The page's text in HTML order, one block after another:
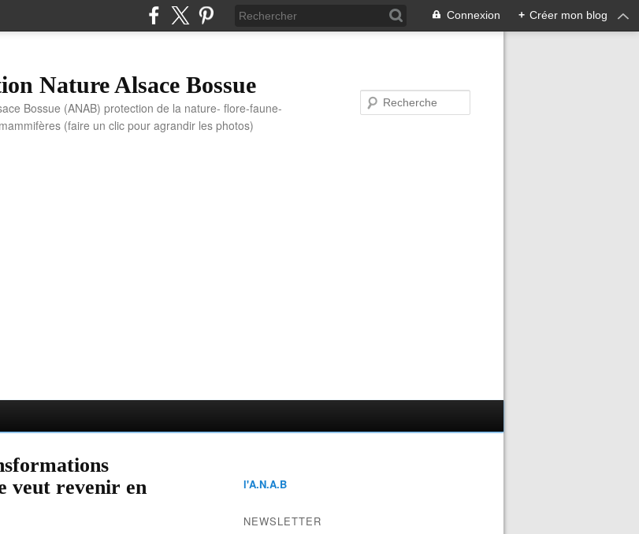
Connexion + Créer mon blog
Nature Alsace Bossue
Bossue (ANAB) protection de la nature- flore-faune-
(faire un clic pour agrandir les photos)
veut revenir en
l'A.N.A.B
NEWSLETTER